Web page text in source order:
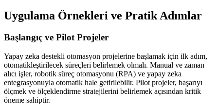
Uygulama Örnekleri ve Pratik Adımlar
Başlangıç ve Pilot Projeler
Yapay zeka destekli otomasyon projelerine başlamak için ilk adım,
otomatikleştirilecek süreçleri belirlemek olmalı. Manual ve zaman
alıcı işler, robotik süreç otomasyonu (RPA) ve yapay zeka
entegrasyonuyla otomatik hale getirilebilir. Pilot projeler, başarıyı
ölçmek ve ölçeklendirme stratejilerini belirlemek açısından kritik
öneme sahiptir.